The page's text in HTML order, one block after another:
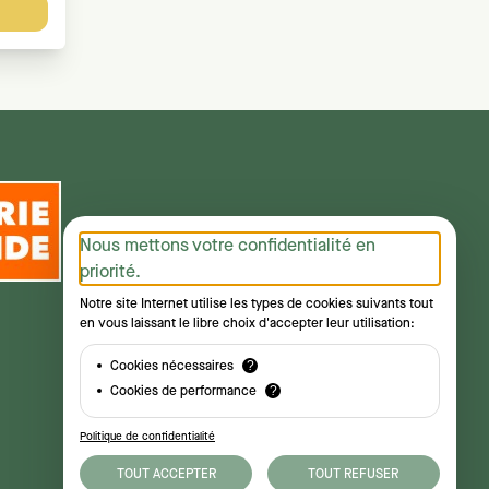
Nous mettons votre confidentialité en
priorité.
Notre site Internet utilise les types de cookies suivants tout
en vous laissant le libre choix d'accepter leur utilisation:
Cookies nécessaires ?
Cookies de performance ?
Politique de confidentialité
TOUT ACCEPTER TOUT REFUSER